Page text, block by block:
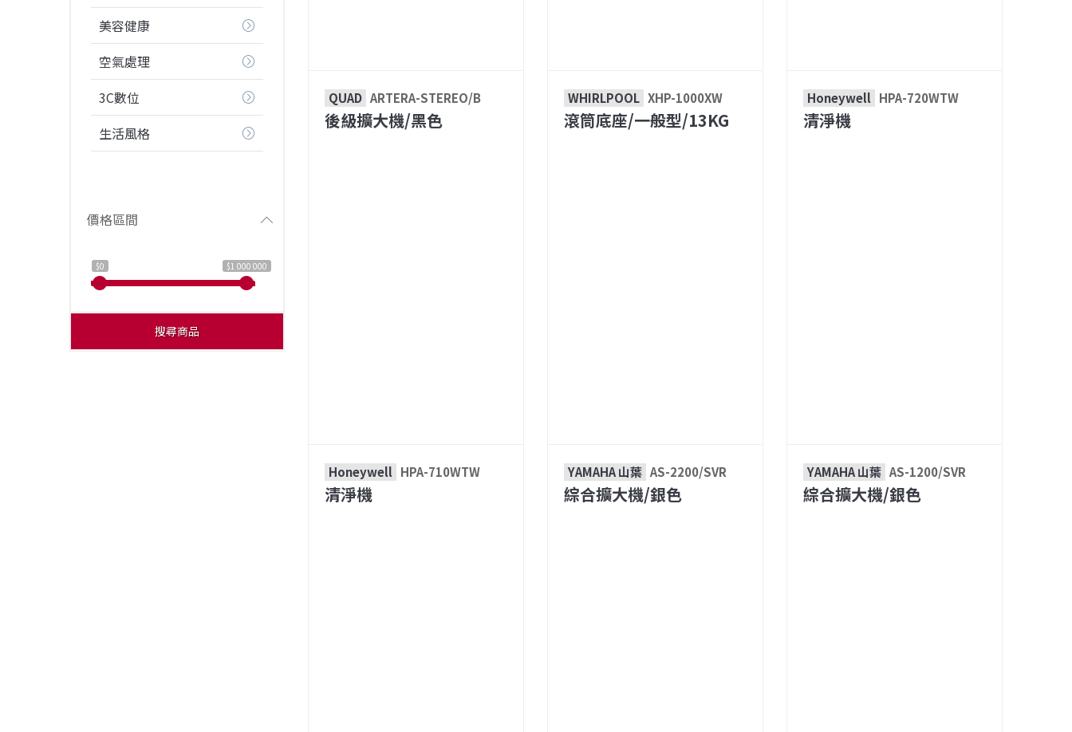
美容健康
空氣處理
3C數位
生活風格
價格區間
$0 $1 000 000
搜尋商品
QUAD ARTERA-STEREO/B
後級擴大機/黑色
WHIRLPOOL XHP-1000XW
滾筒底座/一般型/13KG
Honeywell HPA-720WTW
清淨機
Honeywell HPA-710WTW
清淨機
YAMAHA 山葉 AS-2200/SVR
綜合擴大機/銀色
YAMAHA 山葉 AS-1200/SVR
綜合擴大機/銀色